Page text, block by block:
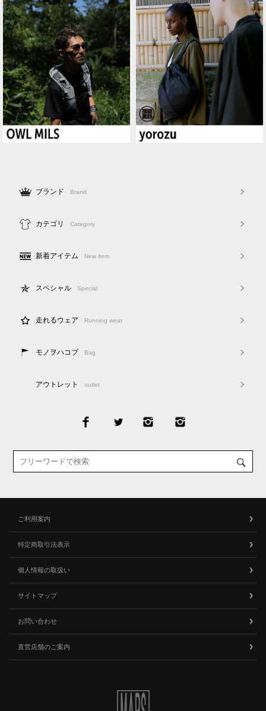
ブランド Brand
カテゴリ Category
新着アイテム New item
スペシャル Special
走れるウェア Running wear
モノヲハコブ Bag
アウトレット outlet
ご利用案内
特定商取引法表示
個人情報の取扱い
サイトマップ
お問い合わせ
直営店舗のご案内